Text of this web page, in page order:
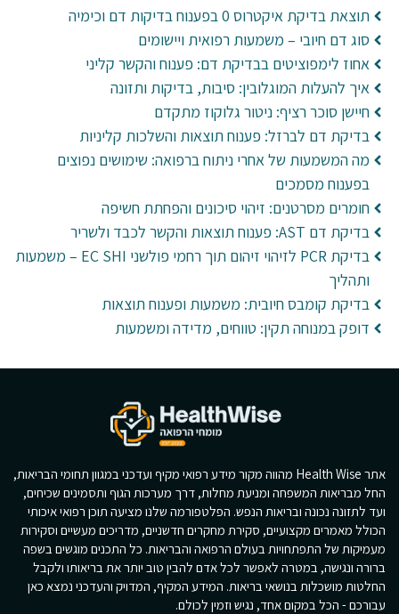
תוצאת בדיקת איקטרוס 0 בפענוח בדיקות דם וכימיה
סוג דם חיובי – משמעות רפואית ויישומים
אחוז לימפוציטים בבדיקת דם: פענוח והקשר קליני
איך להעלות המוגלובין: סיבות, בדיקות ותזונה
חיישן סוכר רציף: ניטור גלוקוז מתקדם
בדיקת דם לברזל: פענוח תוצאות והשלכות קליניות
מה המשמעות של אחרי ניתוח ברפואה: שימושים נפוצים
בפענוח מסמכים
חומרים מסרטנים: זיהוי סיכונים והפחתת חשיפה
בדיקת דם AST: פענוח תוצאות והקשר לכבד ולשריר
בדיקת PCR לזיהוי זיהום תוך רחמי פולשני EC SHI – משמעות
ותהליך
בדיקת קומבס חיובית: משמעות ופענוח תוצאות
דופק במנוחה תקין: טווחים, מדידה ומשמעות
אתר Health Wise מהווה מקור מידע רפואי מקיף ועדכני במגוון תחומי הבריאות,
החל מבריאות המשפחה ומניעת מחלות, דרך מערכות הגוף ותסמינים שכיחים,
ועד לתזונה נכונה ובריאות הנפש. הפלטפורמה שלנו מציעה תוכן רפואי איכותי
הכולל מאמרים מקצועיים, סקירת מחקרים חדשניים, מדריכים מעשיים וסקירות
מעמיקות של התפתחויות בעולם הרפואה והבריאות. כל התכנים מוגשים בשפה
ברורה ונגישה, במטרה לאפשר לכל אדם להבין טוב יותר את בריאותו ולקבל
החלטות מושכלות בנושאי בריאות. המידע המקיף, המדויק והעדכני נמצא כאן
עבורכם - הכל במקום אחד, נגיש וזמין לכולם.